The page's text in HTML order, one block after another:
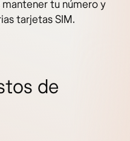
tu número y
tarjetas SIM.
de